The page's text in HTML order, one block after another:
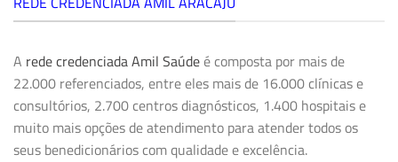
A rede credenciada Amil Saúdeé composta por mais de
22.000 referenciados, entre eles mais de 16.000 clínicas e
consultórios, 2.700 centros diagnósticos, 1.400 hospitais e
muito mais opções de atendimento para atender todos os
seus benedicionários com qualidade e excelência.